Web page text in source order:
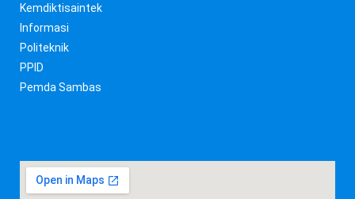
Kemdiktisaintek
Informasi
Politeknik
PPID
Pemda Sambas